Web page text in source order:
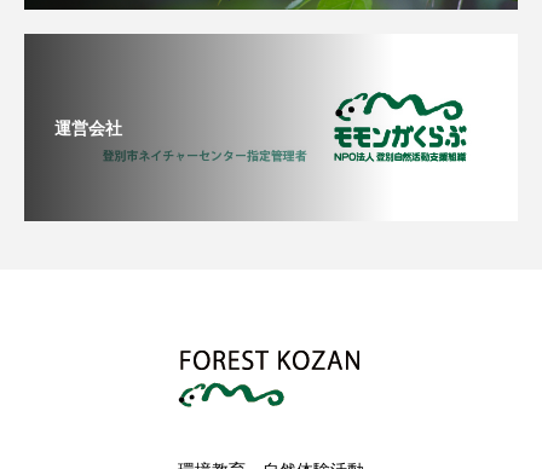
運営会社